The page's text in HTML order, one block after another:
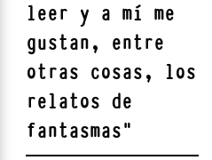
leer y a mí me
gustan, entre
otras cosas, los
relatos de
fantasmas"